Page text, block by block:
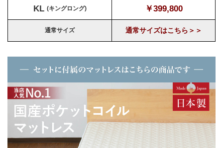
KL (キングロング) ￥399,800
通常サイズ 通常サイズはこちら＞＞